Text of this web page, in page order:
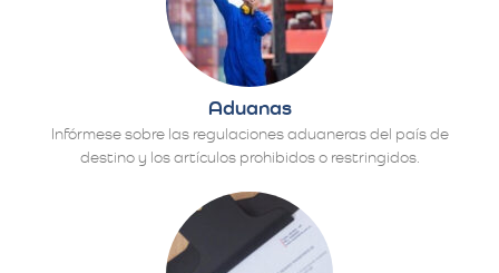
Aduanas
Infórmese sobre las regulaciones aduaneras del país de
destino y los artículos prohibidos o restringidos.